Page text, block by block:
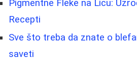
Pigmentne Fleke na Licu:
Recepti
Sve što treba da znate o
saveti